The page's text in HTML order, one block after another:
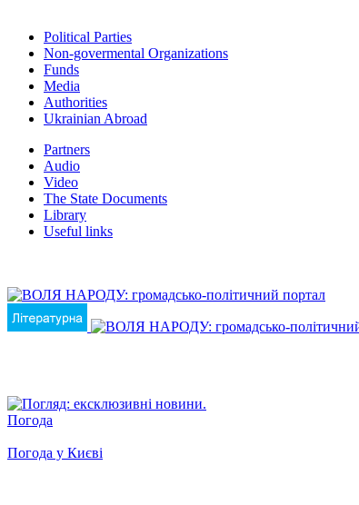
Political Parties
Non-govermental Organizations
Funds
Мedia
Authorities
Ukrainian Abroad
Partners
Audio
Video
The State Documents
Library
Useful links
Погода
Погода у Києві